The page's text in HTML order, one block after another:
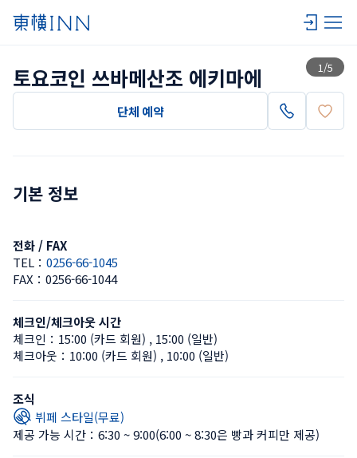
1 /5
목록 보기
토요코인 쓰바메산조 에키마에
단체 예약
기본 정보
전화 / FAX
TEL： 0256-66-1045
FAX： 0256-66-1044
체크인/체크아웃 시간
체크인： 15:00 (카드 회원) , 15:00 (일반)
체크아웃： 10:00 (카드 회원) , 10:00 (일반)
조식
뷔페 스타일(무료)
제공 가능 시간：6:30 ~ 9:00(6:00 ~ 8:30은 빵과 커피만 제공)